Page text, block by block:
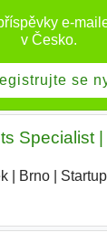
e-
v Česko.
se
Specialist |
| Brno|